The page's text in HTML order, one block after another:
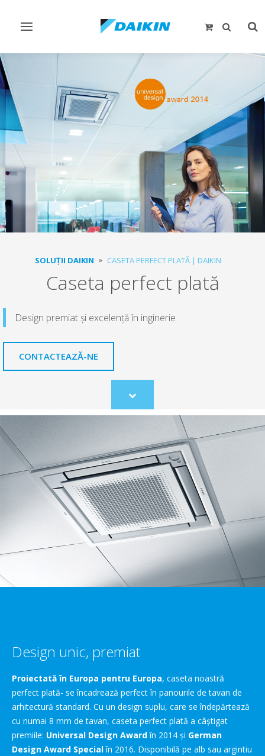
Comutare
SOLUŢII DAIKIN CASETA PERFECT PLATĂ | DAIKIN
Caseta perfect plată
Design premiat şi excelenţă în inginerie
CONTACTEAZĂ-NE
Scroll
to
Design unic, premiat
Proiectată în Europa pentru Europa, caseta noastră
perfect plată- se încadrează perfect în panourile de tavan de
arhitectură standard. Cu un design suplu, care se îndepărtează
cu numai 8 mm de tavan, caseta perfect plată a câştigat
premiile: Universal Design Awardîn 2014 şi German
Design Award Specialîn 2016. Disponibilă pe alb sau argintiu